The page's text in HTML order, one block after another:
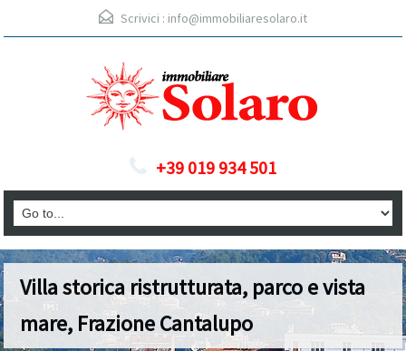
Scrivici : info@immobiliaresolaro.it
+39 019 934 501
Villa storica ristrutturata, parco e vista
mare, Frazione Cantalupo